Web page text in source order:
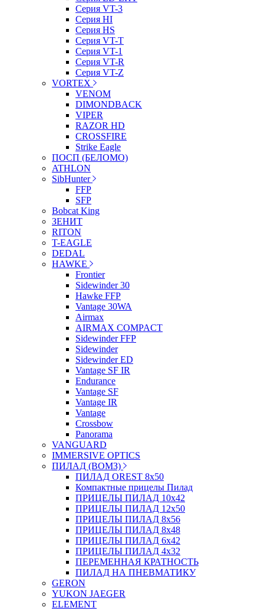
Серия VT-3
Серия HI
Серия HS
Серия VT-T
Серия VT-1
Серия VT-R
Серия VT-Z
VORTEX
VENOM
DIMONDBACK
VIPER
RAZOR HD
CROSSFIRE
Strike Eagle
ПОСП (БЕЛОМО)
ATHLON
SibHunter
FFP
SFP
Bobcat King
ЗЕНИТ
RITON
T-EAGLE
DEDAL
HAWKE
Frontier
Sidewinder 30
Hawke FFP
Vantage 30WA
Airmax
AIRMAX COMPACT
Sidewinder FFP
Sidewinder
Sidewinder ED
Vantage SF IR
Endurance
Vantage SF
Vantage IR
Vantage
Crossbow
Panorama
VANGUARD
IMMERSIVE OPTICS
ПИЛАД (ВОМЗ)
ПИЛАД OREST 8х50
Компактные прицелы Пилад
ПРИЦЕЛЫ ПИЛАД 10х42
ПРИЦЕЛЫ ПИЛАД 12х50
ПРИЦЕЛЫ ПИЛАД 8х56
ПРИЦЕЛЫ ПИЛАД 8х48
ПРИЦЕЛЫ ПИЛАД 6х42
ПРИЦЕЛЫ ПИЛАД 4х32
ПЕРЕМЕННАЯ КРАТНОСТЬ
ПИЛАД НА ПНЕВМАТИКУ
GERON
YUKON JAEGER
ELEMENT